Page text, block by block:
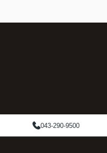
043-290-9500